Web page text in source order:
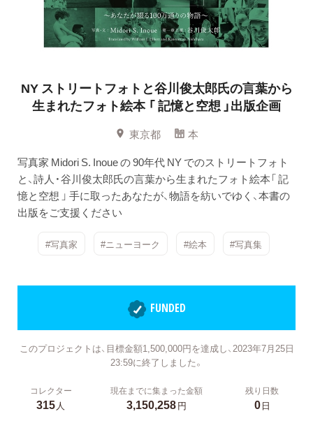
NY ストリートフォトと谷川俊太郎氏の言葉から
生まれたフォト絵本「 記憶と空想 」出版企画
東京都
本
写真家 Midori S. Inoue の 90年代 NY でのストリートフォト
と、詩人・谷川俊太郎氏の言葉から生まれたフォト絵本「 記
憶と空想 」 手に取ったあなたが、物語を紡いでゆく、本書の
出版をご支援ください
#写真家 #ニューヨーク #絵本 #写真集
FUNDED
このプロジェクトは、目標金額1,500,000円を達成し、2023年7月25日
23:59に終了しました。
コレクター
315人
現在までに集まった金額
3,150,258円
残り日数
0日